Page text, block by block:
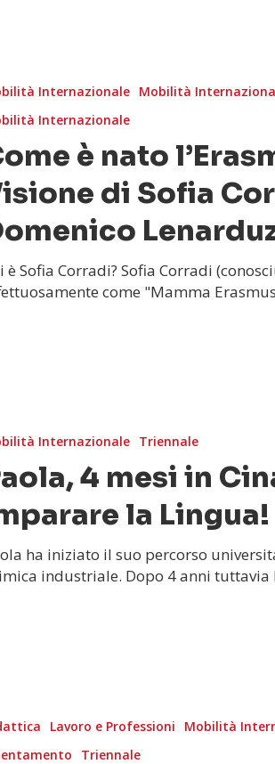
Internazionale Mobilità
Internazionale
è nato
di Sofia
è Sofia Corradi? Sofia Corradi
come "Mamma
Internazionale Triennale
4 mesi in
la Lingua!
ha iniziato il suo percorso
industriale. Dopo 4 anni tuttavia
Lavoro e Professioni
Mobilità
Triennale